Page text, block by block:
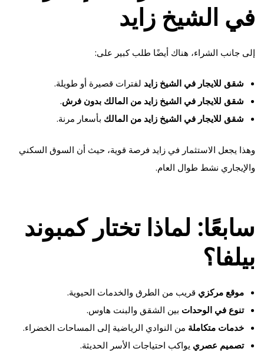
في الشيخ زايد
إلى جانب الشراء، هناك أيضًا طلب كبير على:
شقق للايجار في الشيخ زايد لفترات قصيرة أو طويلة.
شقق للايجار في الشيخ زايد من المالك بدون فرش.
شقق للايجار في الشيخ زايد من المالك بأسعار مرنة.
وهذا يجعل الاستثمار في زايد فرصة قوية، حيث أن السوق السكني
والإيجاري نشط طوال العام.
سابعًا: لماذا تختار كمبوند
بيلفا؟
موقع مركزي قريب من الطرق والخدمات الحيوية.
تنوع في الوحدات بين الشقق والبنت هاوس.
خدمات متكاملة من النوادي الرياضية إلى المساحات الخضراء.
تصميم عصري يواكب احتياجات الأسر الحديثة.